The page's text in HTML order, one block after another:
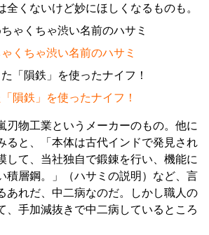
全くないけど妙にほしくなるものも。
くちゃ渋い名前のハサミ
隕鉄」を使ったナイフ！
刃物工業というメーカーのもの。他に
ると、「本体は古代インドで発見され
して、当社独自で鍛錬を行い、機能に
積層鋼。」（ハサミの説明）など、言
あれだ、中二病なのだ。しかし職人の
、手加減抜きで中二病しているところ